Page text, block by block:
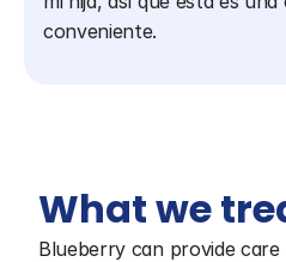
conveniente.
What we
Blueberry can provide